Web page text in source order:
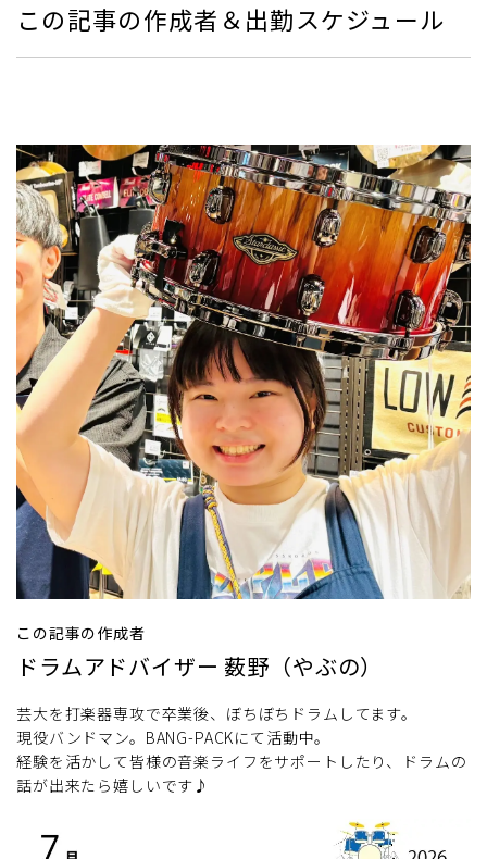
この記事の作成者＆出勤スケジュール
この記事の作成者
ドラムアドバイザー 薮野（やぶの）
芸大を打楽器専攻で卒業後、ぼちぼちドラムしてます。
現役バンドマン。BANG-PACKにて活動中。
経験を活かして皆様の音楽ライフをサポートしたり、ドラムの
話が出来たら嬉しいです♪